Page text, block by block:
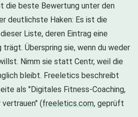
die beste Bewertung unter den
deutlichste Haken: Es ist die
Liste, deren Eintrag eine
trägt. Überspring sie, wenn du weder
Nimm sie statt Centr, weil die
bleibt. Freeletics beschreibt
als "Digitales Fitness-Coaching,
(freeletics.com, geprüft